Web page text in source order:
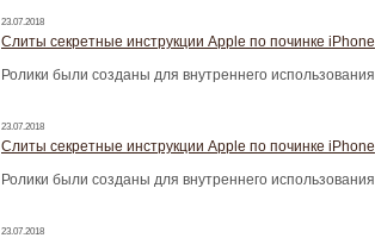
23.07.2018
Слиты секретные инструкции Apple по починке iPhone
Ролики были созданы для внутреннего использования
23.07.2018
Слиты секретные инструкции Apple по починке iPhone
Ролики были созданы для внутреннего использования
23.07.2018